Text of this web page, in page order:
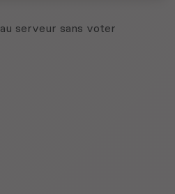
serveur sans voter